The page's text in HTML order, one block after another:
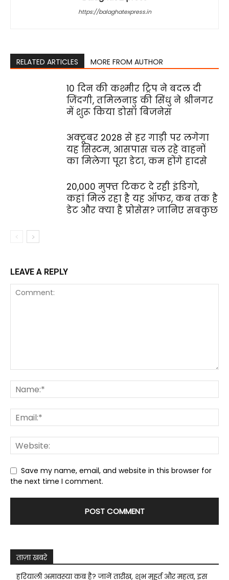
https://balaghatexpress.in
RELATED ARTICLES MORE FROM AUTHOR
10 दिन की कश्मीर ट्रिप ने बदल दी
जिंदगी, तमिलनाडु की सिंधु ने श्रीनगर
में शुरू किया डोसा बिजनेस
अक्टूबर 2028 से हर गाड़ी पर लगेगा
यह सिस्टम, आसपास चल रहे वाहनों
का मिलेगा पूरा डेटा, कम होंगे हादसे
20,000 मुफ्त टिकट दे रही इंडिगो,
कहां मिल रहा है यह ऑफर, कब तक है
डेट और क्या है प्रोसेस? जानिए सबकुछ
LEAVE A REPLY
Save my name, email, and website in this browser for
the next time I comment.
ताज़ा खबरे
हरियाली अमावस्या कब है? जानें तारीख, शुभ मुहूर्त और महत्व, इस